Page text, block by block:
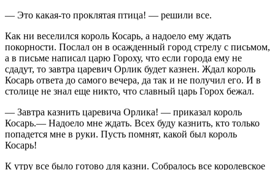
— Это какая-то проклятая птица! — решили все.
Как ни веселился король Косарь, а надоело ему ждать
покорности. Послал он в осажденный город стрелу с письмом,
а в письме написал царю Гороху, что если города ему не
сдадут, то завтра царевич Орлик будет казнен. Ждал король
Косарь ответа до самого вечера, да так и не получил его. И в
столице не знал еще никто, что славный царь Горох бежал.
— Завтра казнить царевича Орлика! — приказал король
Косарь.— Надоело мне ждать. Всех буду казнить, кто только
попадется мне в руки. Пусть помнят, какой был король
Косарь!
К утру все было готово для казни. Собралось все королевское